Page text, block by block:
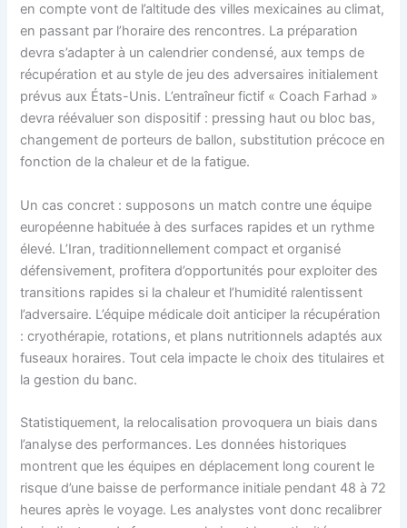
en compte vont de l’altitude des villes mexicaines au climat,
en passant par l’horaire des rencontres. La préparation
devra s’adapter à un calendrier condensé, aux temps de
récupération et au style de jeu des adversaires initialement
prévus aux États-Unis. L’entraîneur fictif « Coach Farhad »
devra réévaluer son dispositif : pressing haut ou bloc bas,
changement de porteurs de ballon, substitution précoce en
fonction de la chaleur et de la fatigue.
Un cas concret : supposons un match contre une équipe
européenne habituée à des surfaces rapides et un rythme
élevé. L’Iran, traditionnellement compact et organisé
défensivement, profitera d’opportunités pour exploiter des
transitions rapides si la chaleur et l’humidité ralentissent
l’adversaire. L’équipe médicale doit anticiper la récupération
: cryothérapie, rotations, et plans nutritionnels adaptés aux
fuseaux horaires. Tout cela impacte le choix des titulaires et
la gestion du banc.
Statistiquement, la relocalisation provoquera un biais dans
l’analyse des performances. Les données historiques
montrent que les équipes en déplacement long courent le
risque d’une baisse de performance initiale pendant 48 à 72
heures après le voyage. Les analystes vont donc recalibrer